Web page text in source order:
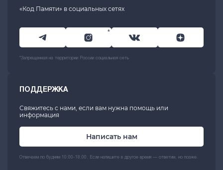
«Код Памяти» в социальных сетях
*
*Запрещенная на территории России социальная сеть
ПОДДЕРЖКА
Свяжитесь с нами, если вам нужна помощь или
информация
Написать нам
Отвечаем по будням 10:00-18:00. Если напишите в другое время — ответим, но позже.